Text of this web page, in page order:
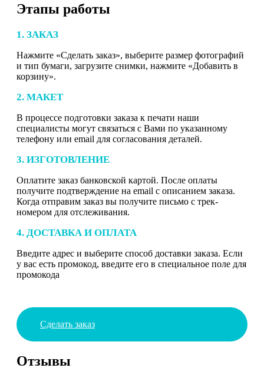
Этапы работы
1. ЗАКАЗ
Нажмите «Сделать заказ», выберите размер фотографий
и тип бумаги, загрузите снимки, нажмите «Добавить в
корзину».
2. МАКЕТ
В процессе подготовки заказа к печати наши
специалисты могут связаться с Вами по указанному
телефону или email для согласования деталей.
3. ИЗГОТОВЛЕНИЕ
Оплатите заказ банковской картой. После оплаты
получите подтверждение на email с описанием заказа.
Когда отправим заказ вы получите письмо с трек-
номером для отслеживания.
4. ДОСТАВКА И ОПЛАТА
Введите адрес и выберите способ доставки заказа. Если
у вас есть промокод, введите его в специальное поле для
промокода
Сделать заказ
Отзывы